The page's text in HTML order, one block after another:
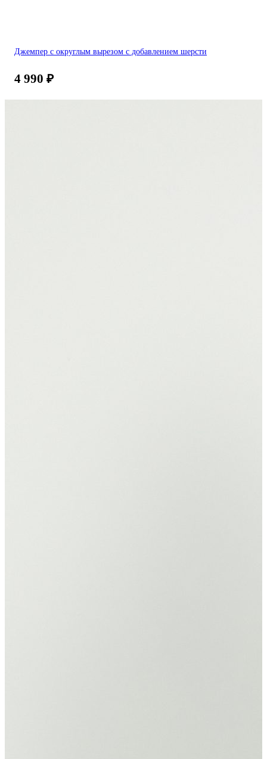
Джемпер с округлым вырезом с добавлением шерсти
4 990 ₽